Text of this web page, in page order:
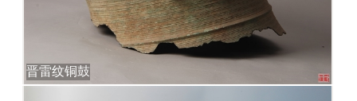
晋雷纹铜鼓